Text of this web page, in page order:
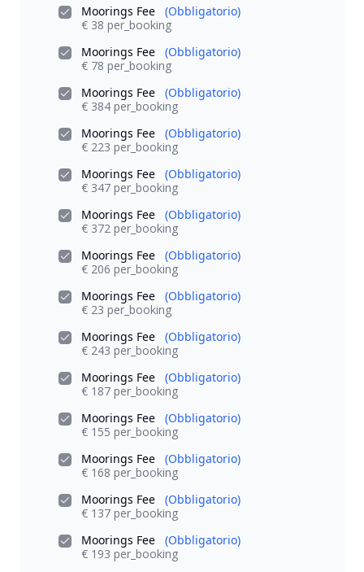
Moorings Fee
(Obbligatorio)
€ 38 per_booking
Moorings Fee
(Obbligatorio)
€ 78 per_booking
Moorings Fee
(Obbligatorio)
€ 384 per_booking
Moorings Fee
(Obbligatorio)
€ 223 per_booking
Moorings Fee
(Obbligatorio)
€ 347 per_booking
Moorings Fee
(Obbligatorio)
€ 372 per_booking
Moorings Fee
(Obbligatorio)
€ 206 per_booking
Moorings Fee
(Obbligatorio)
€ 23 per_booking
Moorings Fee
(Obbligatorio)
€ 243 per_booking
Moorings Fee
(Obbligatorio)
€ 187 per_booking
Moorings Fee
(Obbligatorio)
€ 155 per_booking
Moorings Fee
(Obbligatorio)
€ 168 per_booking
Moorings Fee
(Obbligatorio)
€ 137 per_booking
Moorings Fee
(Obbligatorio)
€ 193 per_booking